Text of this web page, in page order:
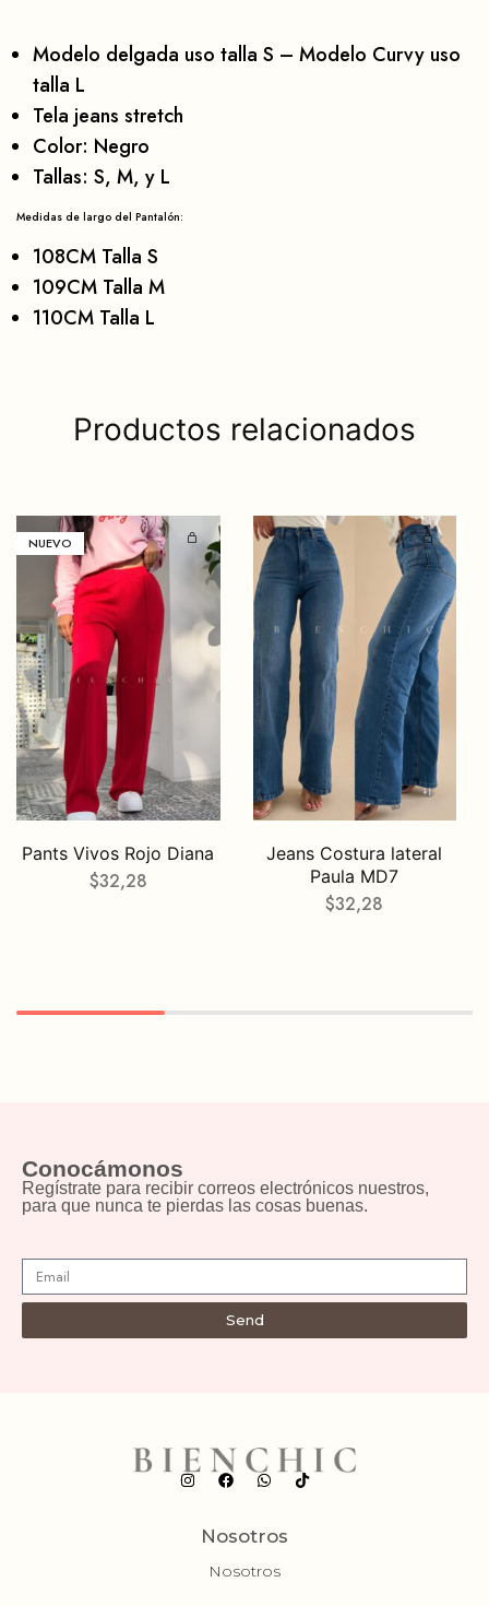
Modelo delgada uso talla S – Modelo Curvy uso
talla L
Tela jeans stretch
Color: Negro
Tallas: S, M, y L
Medidas de largo del Pantalón:
108CM Talla S
109CM Talla M
110CM Talla L
Productos relacionados
NUEVO
Pants Vivos Rojo Diana
$32,28
Jeans Costura lateral
Paula MD7
$32,28
Conocámonos
Regístrate para recibir correos electrónicos nuestros,
para que nunca te pierdas las cosas buenas.
Send
Nosotros
Nosotros